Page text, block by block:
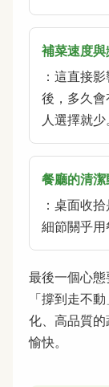
補菜速度與
：這直接
後，多久
人選擇就少
餐廳的清潔
：桌面收
細節關乎用
最後一個心
「撐到走不
化、高品質
愉快。